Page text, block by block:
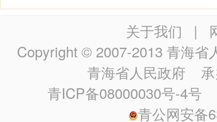
关于我们 |
Copyright © 2007-2013 青海省
青海省人民政府 承
青ICP备08000030号-4号
青公网安备